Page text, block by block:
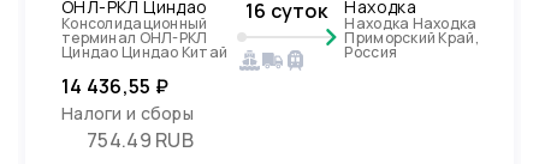
ОНЛ-РКЛ Циндао
Консолидационный
терминал ОНЛ-РКЛ
Циндао Циндао Китай
16 суток Находка
Находка Находка
Приморский Край,
Россия
14 436,55 ₽
Налоги и сборы
754.49 RUB